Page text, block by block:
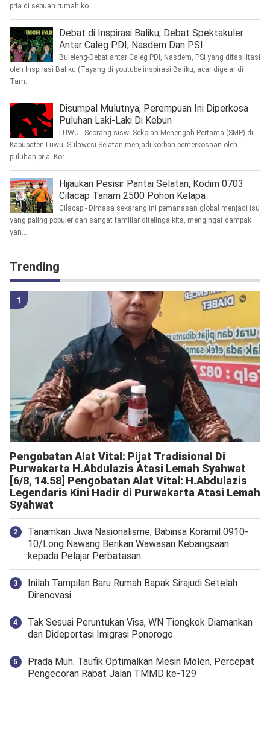
pria di sebuah rumah ko...
Debat di Inspirasi Baliku, Debat Spektakuler
Antar Caleg PDI, Nasdem Dan PSI
Buleleng-Debat antar Caleg PDI, Nasdem, PSI yang difasilitasi
oleh Inspirasi Baliku (Tayang di youtube inspirasi Baliku, acar digelar di
Tam...
Disumpal Mulutnya, Perempuan Ini Diperkosa
Puluhan Laki-Laki Di Kebun
LUWU - Seorang siswi Sekolah Menengah Pertama (SMP) di
Kabupaten Luwu, Sulawesi Selatan menjadi korban pemerkosaan oleh
puluhan pria. Kor...
Hijaukan Pesisir Pantai Selatan, Kodim 0703
Cilacap Tanam 2500 Pohon Kelapa
Cilacap - Dimasa sekarang ini pemanasan global menjadi isu
yang paling populer dan sangat familiar ditelinga kita, mengingat dampak
yan...
Trending
Pengobatan Alat Vital: Pijat Tradisional Di
Purwakarta H.Abdulazis Atasi Lemah Syahwat
[6/8, 14.58] Pengobatan Alat Vital: H.Abdulazis
Legendaris Kini Hadir di Purwakarta Atasi Lemah
Syahwat
Tanamkan Jiwa Nasionalisme, Babinsa Koramil 0910-
10/Long Nawang Berikan Wawasan Kebangsaan
kepada Pelajar Perbatasan
Inilah Tampilan Baru Rumah Bapak Sirajudi Setelah
Direnovasi
Tak Sesuai Peruntukan Visa, WN Tiongkok Diamankan
dan Dideportasi Imigrasi Ponorogo
Prada Muh. Taufik Optimalkan Mesin Molen, Percepat
Pengecoran Rabat Jalan TMMD ke-129